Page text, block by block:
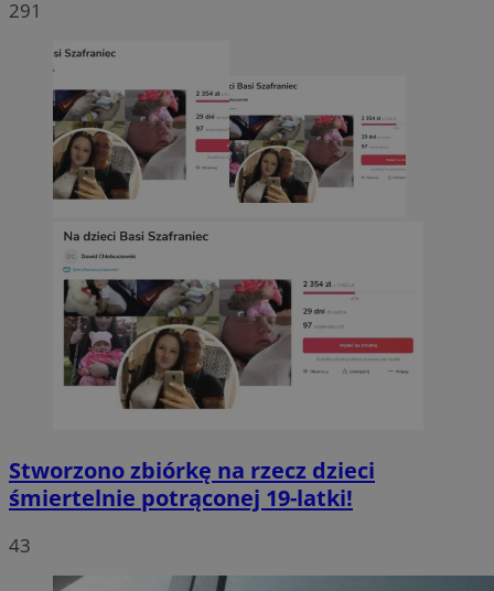
291
Stworzono zbiórkę na rzecz dzieci
śmiertelnie potrąconej 19-latki!
43